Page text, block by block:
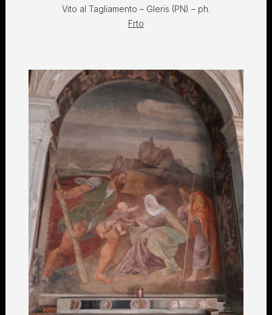
Vito al Tagliamento – Gleris (PN) – ph.
Frto